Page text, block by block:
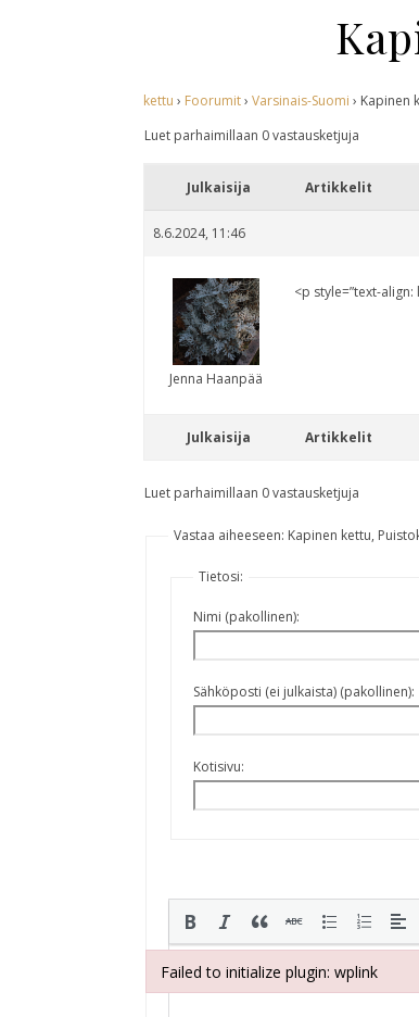
kettu › Foorumit› Varsinais-Suomi › Kapinen
Luet parhaimillaan 0 vastausketjuja
Julkaisija Artikkelit
8.6.2024, 11:46
Jenna Haanpää
<p style=”text-
Julkaisija Artikkelit
Luet parhaimillaan 0 vastausketjuja
Vastaa aiheeseen: Kapinen kettu,
Tietosi:
Nimi (pakollinen):
Sähköposti (ei julkaista) (pakollinen):
Kotisivu:
Failed to initialize plugin: wplink
Failed to initialize plugin: wplink